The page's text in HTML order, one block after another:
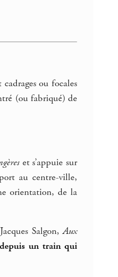
ou focales
(ou fabriqué) de
et s’appuie sur
au centre-ville,
orientation, de la
Salgon,Aux
depuis un train qui